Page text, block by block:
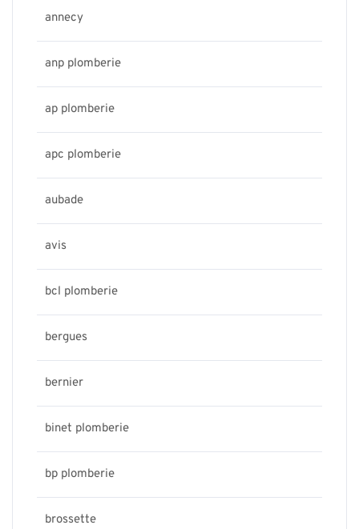
annecy
anp plomberie
ap plomberie
apc plomberie
aubade
avis
bcl plomberie
bergues
bernier
binet plomberie
bp plomberie
brossette